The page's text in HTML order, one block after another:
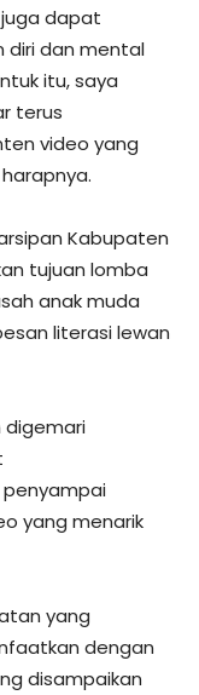
dapat
diri dan mental
itu, saya
terus
video yang
Kabupaten
tujuan lomba
anak muda
literasi lewan
digemari
yang menarik
yang
dengan
disampaikan